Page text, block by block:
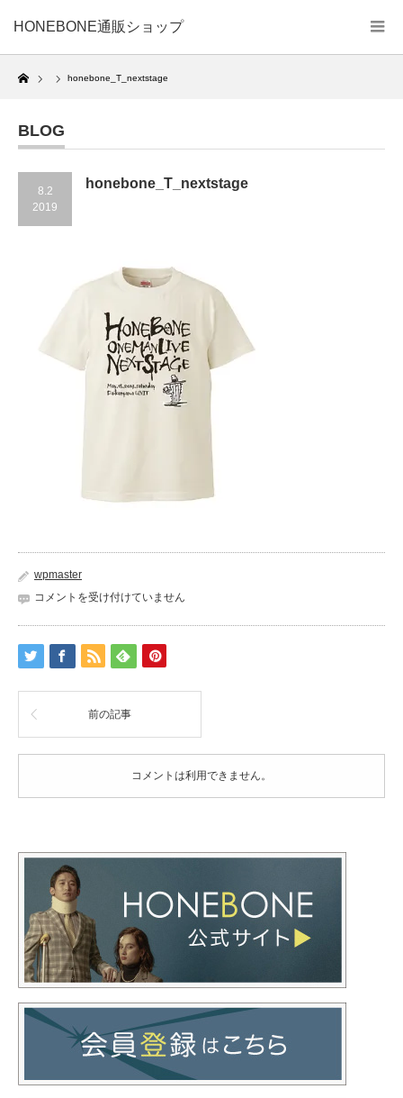
HONEBONE通販ショップ
Home
honebone_T_nextstage
BLOG
8.2
2019
honebone_T_nextstage
wpmaster
honebone_T_nextstage
コメントを受け付けていません
前の記事
コメントは利用できません。